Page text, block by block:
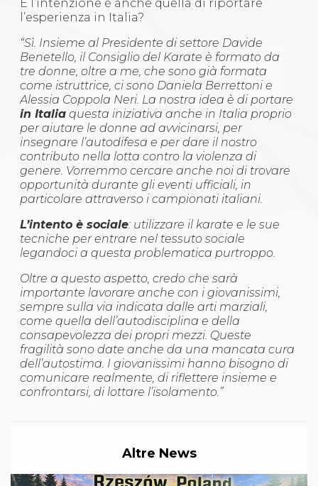
E l’intenzione è anche quella di riportare
l’esperienza in Italia?
“Sì. Insieme al Presidente di settore Davide
Benetello, il Consiglio del Karate è formato da
tre donne, oltre a me, che sono già formata
come istruttrice, ci sono Daniela Berrettoni e
Alessia Coppola Neri. La nostra idea è di portare
in Italia questa iniziativa anche in Italia proprio
per aiutare le donne ad avvicinarsi, per
insegnare l’autodifesa e per dare il nostro
contributo nella lotta contro la violenza di
genere. Vorremmo cercare anche noi di trovare
opportunità durante gli eventi ufficiali, in
particolare attraverso i campionati italiani.
L’intento è sociale: utilizzare il karate e le sue
tecniche per entrare nel tessuto sociale
legandoci a questa problematica purtroppo.
Oltre a questo aspetto, credo che sarà
importante lavorare anche con i giovanissimi,
sempre sulla via indicata dalle arti marziali,
come quella dell’autodisciplina e della
consapevolezza dei propri mezzi. Queste
fragilità sono date anche da una mancata cura
dell’autostima. I giovanissimi hanno bisogno di
comunicare realmente, di riflettere insieme e
confrontarsi, di lottare l’isolamento.”
Altre News